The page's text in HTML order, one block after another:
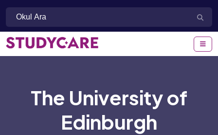
The University of
Edinburgh